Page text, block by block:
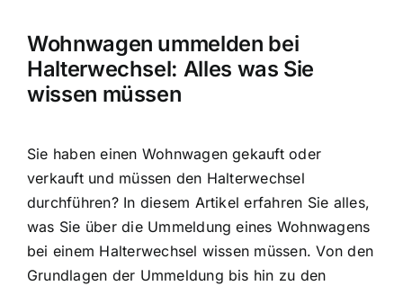
Wohnwagen ummelden bei
Halterwechsel: Alles was Sie
wissen müssen
Sie haben einen Wohnwagen gekauft oder
verkauft und müssen den Halterwechsel
durchführen? In diesem Artikel erfahren Sie alles,
was Sie über die Ummeldung eines Wohnwagens
bei einem Halterwechsel wissen müssen. Von den
Grundlagen der Ummeldung bis hin zu den